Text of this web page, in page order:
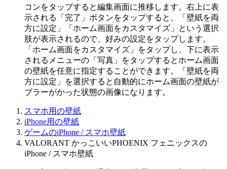
コンをタップすると編集画面に推移します。右上に表
示される「 完了 」ボタンをタップすると、「 壁紙を両
方に設定 」「 ホーム画面をカスタマイズ 」という選択
肢が表示されるので、好みの設定をタップします。
「 ホーム画面をカスタマイズ 」をタップし、下に表示
されるメニューの「 写真 」をタップするとホーム画面
の壁紙を任意に指定することができます。「 壁紙を両
方に設定 」を選択すると自動的にホーム画面の壁紙が
ブラーがかった状態の画像になります。
スマホ用の壁紙
iPhone用の壁紙
ゲームのiPhone / スマホ壁紙
VALORANT かっこいいPHOENIX フェニックスの
iPhone / スマホ壁紙